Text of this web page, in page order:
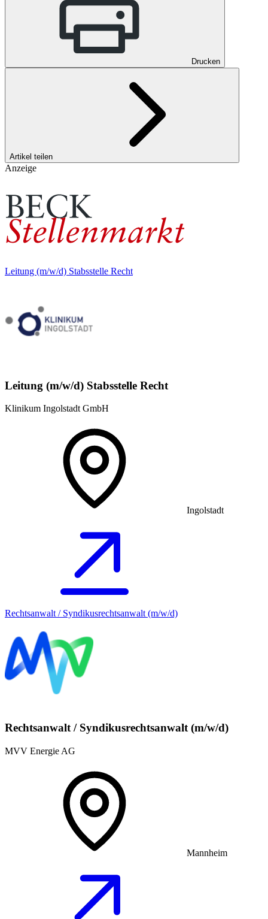
Drucken
Artikel teilen
Anzeige
Leitung (m/w/d) Stabsstelle Recht
Leitung (m/w/d) Stabsstelle Recht
Klinikum Ingolstadt GmbH
Ingolstadt
Rechtsanwalt / Syndikusrechtsanwalt (m/w/d)
Rechtsanwalt / Syndikusrechtsanwalt (m/w/d)
MVV Energie AG
Mannheim